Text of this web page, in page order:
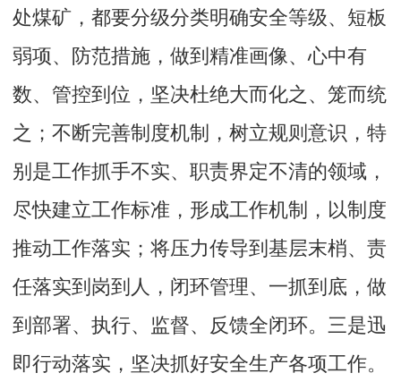
处煤矿，都要分级分类明确安全等级、短板
弱项、防范措施，做到精准画像、心中有
数、管控到位，坚决杜绝大而化之、笼而统
之；不断完善制度机制，树立规则意识，特
别是工作抓手不实、职责界定不清的领域，
尽快建立工作标准，形成工作机制，以制度
推动工作落实；将压力传导到基层末梢、责
任落实到岗到人，闭环管理、一抓到底，做
到部署、执行、监督、反馈全闭环。三是迅
即行动落实，坚决抓好安全生产各项工作。